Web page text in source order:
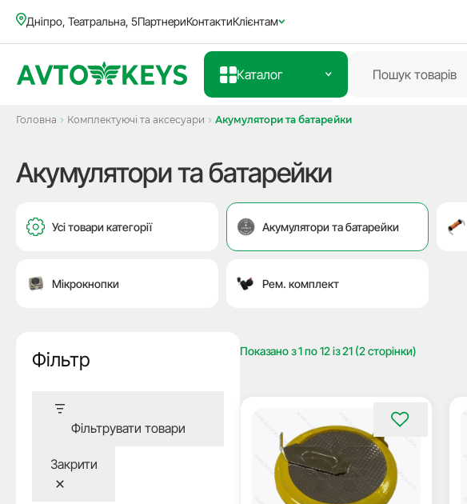
Дніпро, Театральна, 5ПартнериКонтактиКлієнтам
Каталог
Головна Комплектуючі та аксесуари Акумулятори та батарейки
Акумулятори та батарейки
Усі товари категорії Акумулятори та батарейки
Мікрокнопки Рем. комплект
Фільтр
Фільтрувати товари
Закрити
Показано з1по12із21 (2 сторінки)